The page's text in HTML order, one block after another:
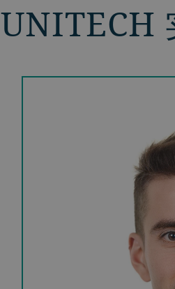
UNITECH
在布勒的实习
部参与开创性
会。能够在这
专家紧密合作，